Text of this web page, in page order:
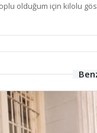
olduğum için kilolu